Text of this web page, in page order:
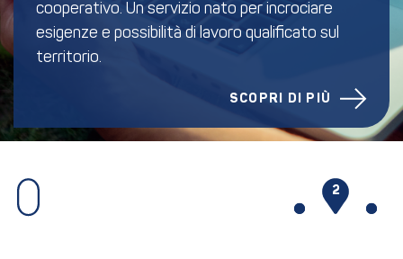
cooperativo. Un servizio nato per incrociare
esigenze e possibilità di lavoro qualificato sul
territorio.
SCOPRI DI PIÙ
2